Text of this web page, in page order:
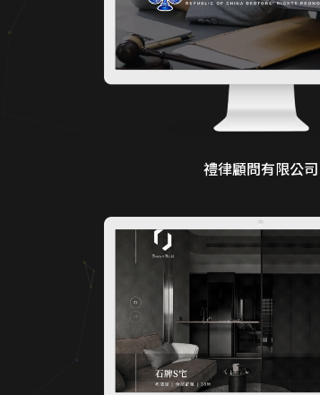
禮律顧問有限公司